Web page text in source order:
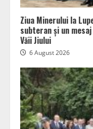
Ziua Minerului la
subteran și un
Văii Jiului
6 August 2026